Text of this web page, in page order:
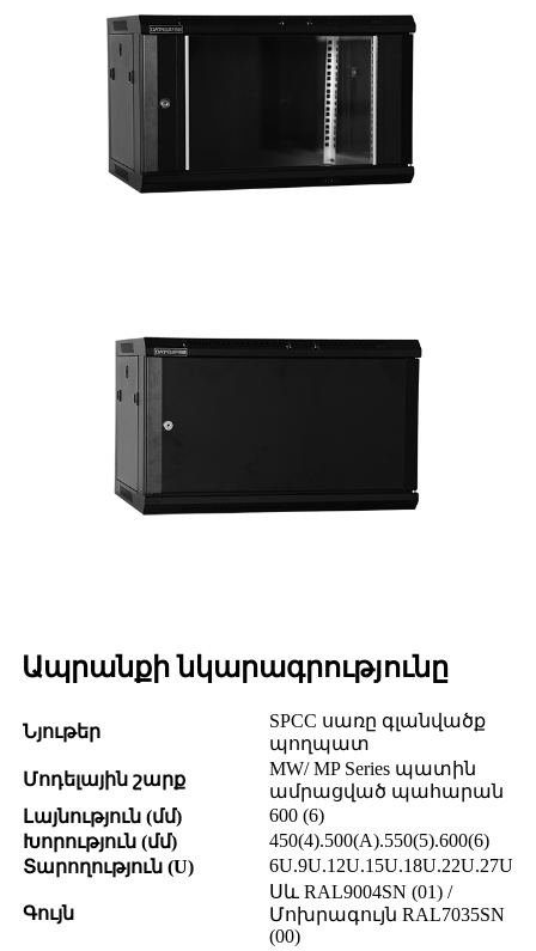
Ապրանքի նկարագրությունը
Նյութեր
SPCC սառը գլանվածք
պողպատ
Մոդելային շարք
MW/ MP Series պատին
ամրացված պահարան
Լայնություն (մմ)
600 (6)
Խորություն (մմ)
450(4).500(A).550(5).600(6)
Տարողություն (U)
6U.9U.12U.15U.18U.22U.27U
Գույն
Սև RAL9004SN (01) /
Մոխրագույն RAL7035SN
(00)